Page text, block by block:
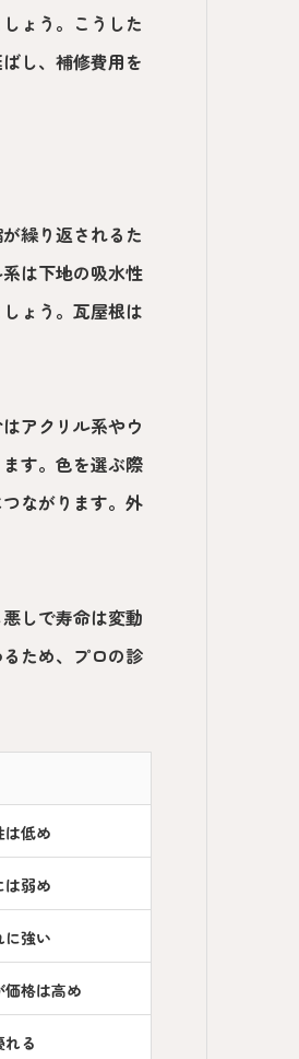
ょう。こうした
し、補修費用を
繰り返されるた
は下地の吸水性
ょう。瓦屋根は
アクリル系やウ
す。色を選ぶ際
ながります。外
しで寿命は変動
ため、プロの診
は低め
は弱め
に強い
格は高め
る